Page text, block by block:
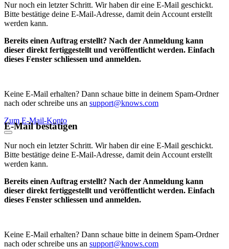
Nur noch ein letzter Schritt. Wir haben dir eine E-Mail geschickt.
Bitte bestätige deine E-Mail-Adresse, damit dein Account erstellt
werden kann.
Bereits einen Auftrag erstellt? Nach der Anmeldung kann
dieser direkt fertiggestellt und veröffentlicht werden. Einfach
dieses Fenster schliessen und anmelden.
Keine E-Mail erhalten? Dann schaue bitte in deinem Spam-Ordner
nach oder schreibe uns an support@knows.com
Zum E-Mail-Konto
E-Mail bestätigen
Nur noch ein letzter Schritt. Wir haben dir eine E-Mail geschickt.
Bitte bestätige deine E-Mail-Adresse, damit dein Account erstellt
werden kann.
Bereits einen Auftrag erstellt? Nach der Anmeldung kann
dieser direkt fertiggestellt und veröffentlicht werden. Einfach
dieses Fenster schliessen und anmelden.
Keine E-Mail erhalten? Dann schaue bitte in deinem Spam-Ordner
nach oder schreibe uns an support@knows.com